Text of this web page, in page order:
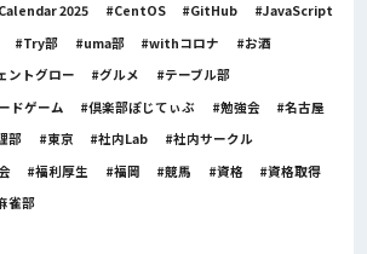
2025
CentOS GitHub
JavaScript
Try部 uma部 withコロナ
お酒
ントグロー グルメ
テーブル部
ドゲーム 倶楽部ぽじてぃぶ 勉強会
名古屋
部 東京 社内Lab
社内サークル
福利厚生 福岡 競馬 資格
資格取得
雀部